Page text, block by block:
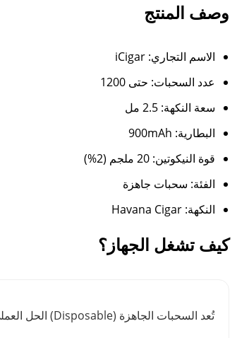
وصف المنتج
الاسم التجاري: iCigar
عدد السحبات: حتى 1200
سعة النكهة: 2.5 مل
البطارية: 900mAh
قوة النيكوتين: 20 ملجم (2%)
الفئة: سحبات جاهزة
النكهة: Havana Cigar
كيف تشغل الجهاز؟
تُعد السحبات الجاهزة (Disposable) الحل العملي والأسهل لعشاق الفيب. لضمان استمتاعك بوضوح طعم نكهة الفيب لأطول فترة ممكنة والحفاظ على كفاءة الجهاز، ننصحك باتباع الدليل التالي: